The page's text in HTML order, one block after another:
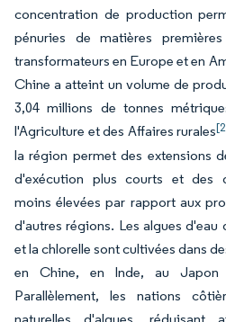
concentration de production
pénuries de matières
transformateurs en Europe et en
Chine a atteint un volume de
3,04 millions de tonnes
l'Agriculture et des Affaires rurales
la région permet des extensions
d'exécution plus courts et des
moins élevées par rapport aux
d'autres régions. Les algues d'eau
et la chlorelle sont cultivées dans
en Chine, en Inde, au
Parallèlement, les nations